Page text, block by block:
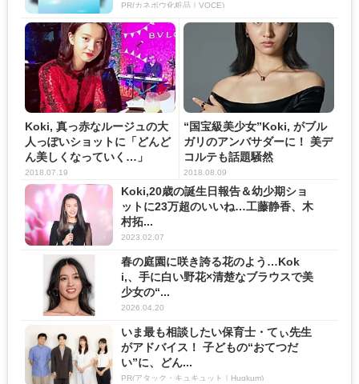
PR(カネボウ化粧品｜VOCE)
Koki, 真っ赤なルージュの大
人っぽいショットに「どんど
ん美しくなっていく…」
2018.07.19
“国宝級美少女”Koki, がブル
ガリのアンバサダーに！ 美デ
コルテも話題騒然
2018.08.09
Koki,20歳の誕生日報告＆幼少期ショ
ットに23万超のいいね…工藤静香、木
村拓...
2023.02.07
春の庭園に咲き誇る花のよう…Kok
i,、手に白い野花×清楚なブラウスで美
少女の“...
2026.04.20
いま最も相談したい保育士・てぃ先生
がアドバイス！ 子どもの“おてつだ
い”に、どん...
PR(アタック・キュキュット｜Hugkum)